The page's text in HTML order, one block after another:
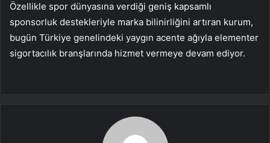
Özellikle spor dünyasına verdiği geniş kapsamlı
sponsorluk destekleriyle marka bilinirliğini artıran kurum,
bugün Türkiye genelindeki yaygın acente ağıyla elementer
sigortacılık branşlarında hizmet vermeye devam ediyor.